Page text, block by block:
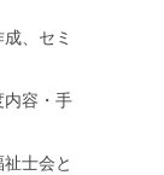
、セミ
容・手
士会と